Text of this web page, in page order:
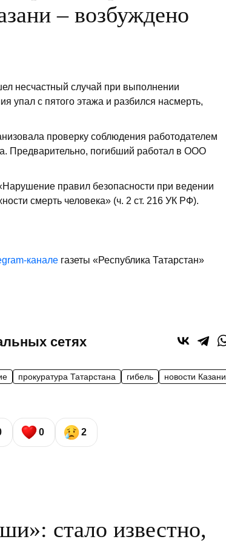
– возбуждено
несчастный случай при выполнении
упал с пятого этажа и разбился насмерть,
проверку соблюдения работодателем
Предварительно, погибший работал в ООО
правил безопасности при ведении
смерть человека» (ч. 2 ст. 216 УК РФ).
канале газеты «Республика Татарстан»
сетях
прокуратура Татарстана гибель
новости Казани
0 2
стало известно,